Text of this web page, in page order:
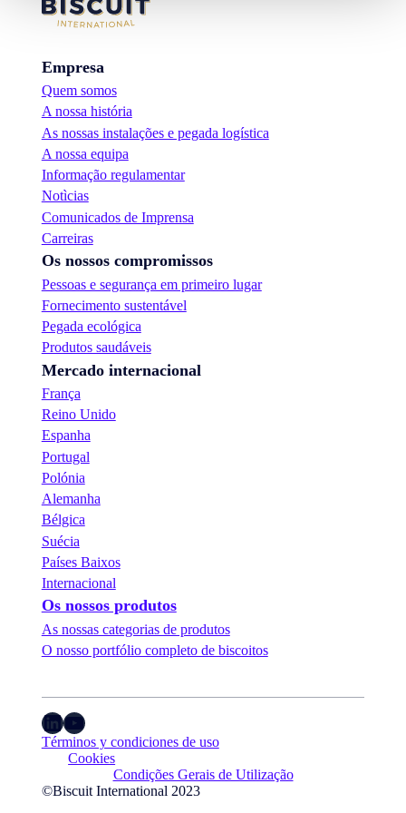
Empresa
Quem somos
A nossa história
As nossas instalações e pegada logística
A nossa equipa
Informação regulamentar
Notìcias
Comunicados de Imprensa
Carreiras
Os nossos compromissos
Pessoas e segurança em primeiro lugar
Fornecimento sustentável
Pegada ecológica
Produtos saudáveis
Mercado internacional
França
Reino Unido
Espanha
Portugal
Polónia
Alemanha
Bélgica
Suécia
Países Baixos
Internacional
Os nossos produtos
As nossas categorias de produtos
O nosso portfólio completo de biscoitos
LinkedIn YouTube
Términos y condiciones de uso
Cookies
Condições Gerais de Utilização
©Biscuit International 2023